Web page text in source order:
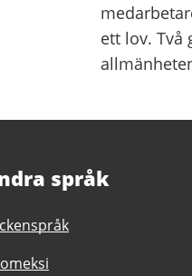
ett lov. Två
språk